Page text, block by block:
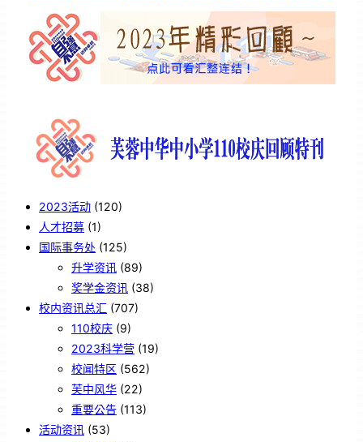
2023活动 (120)
人才招募 (1)
国际事务处 (125)
升学资讯 (89)
奖学金资讯 (38)
校内资讯总汇 (707)
110校庆 (9)
2023科学营 (19)
校闻特区 (562)
芙中风华 (22)
重要公告 (113)
活动资讯 (53)